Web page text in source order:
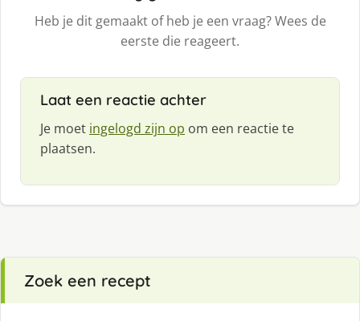
Heb je dit gemaakt of heb je een vraag? Wees de
eerste die reageert.
Laat een reactie achter
Je moet ingelogd zijn op om een reactie te
plaatsen.
Zoek een recept